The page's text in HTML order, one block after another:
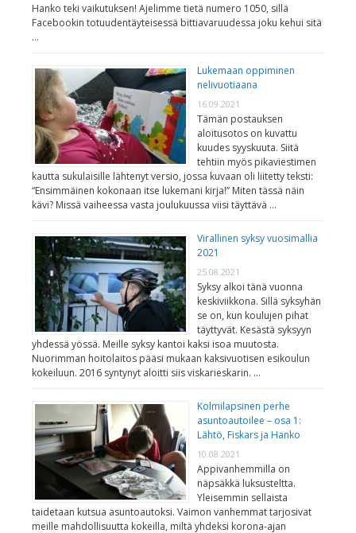
Hanko teki vaikutuksen! Ajelimme tietä numero 1050, sillä
Facebookin totuudentäyteisessä bittiavaruudessa joku kehui sitä
…
Lukemaan oppiminen
nelivuotiaana
16.09.2021
Tämän postauksen
aloitusotos on kuvattu
kuudes syyskuuta. Siitä
tehtiin myös pikaviestimen
kautta sukulaisille lähtenyt versio, jossa kuvaan oli liitetty teksti:
“Ensimmäinen kokonaan itse lukemani kirja!” Miten tässä näin
kävi? Missä vaiheessa vasta joulukuussa viisi täyttävä …
Virallinen syksy vuosimallia
2021
25.08.2021
Syksy alkoi tänä vuonna
keskiviikkona. Sillä syksyhän
se on, kun koulujen pihat
täyttyvät. Kesästä syksyyn
yhdessä yössä. Meille syksy kantoi kaksi isoa muutosta.
Nuorimman hoitolaitos pääsi mukaan kaksivuotisen esikoulun
kokeiluun. 2016 syntynyt aloitti siis viskarieskarin. …
Kolmilapsinen perhe
asuntoautoilee – osa 1:
Lähtö, Fiskars ja Hanko
10.08.2021
Appivanhemmilla on
näpsäkkä luksusteltta.
Yleisemmin sellaista
taidetaan kutsua asuntoautoksi. Vaimon vanhemmat tarjosivat
meille mahdollisuutta kokeilla, miltä yhdeksi korona-ajan